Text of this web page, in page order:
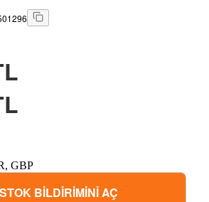
, GBP
STOK BİLDİRİMİNİ AÇ